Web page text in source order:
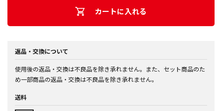
カートに入れる
返品・交換について
使用後の返品・交換は不良品を除き承れません。また、セット商品のた
め一部商品の返品・交換は不良品を除き承れません。
送料